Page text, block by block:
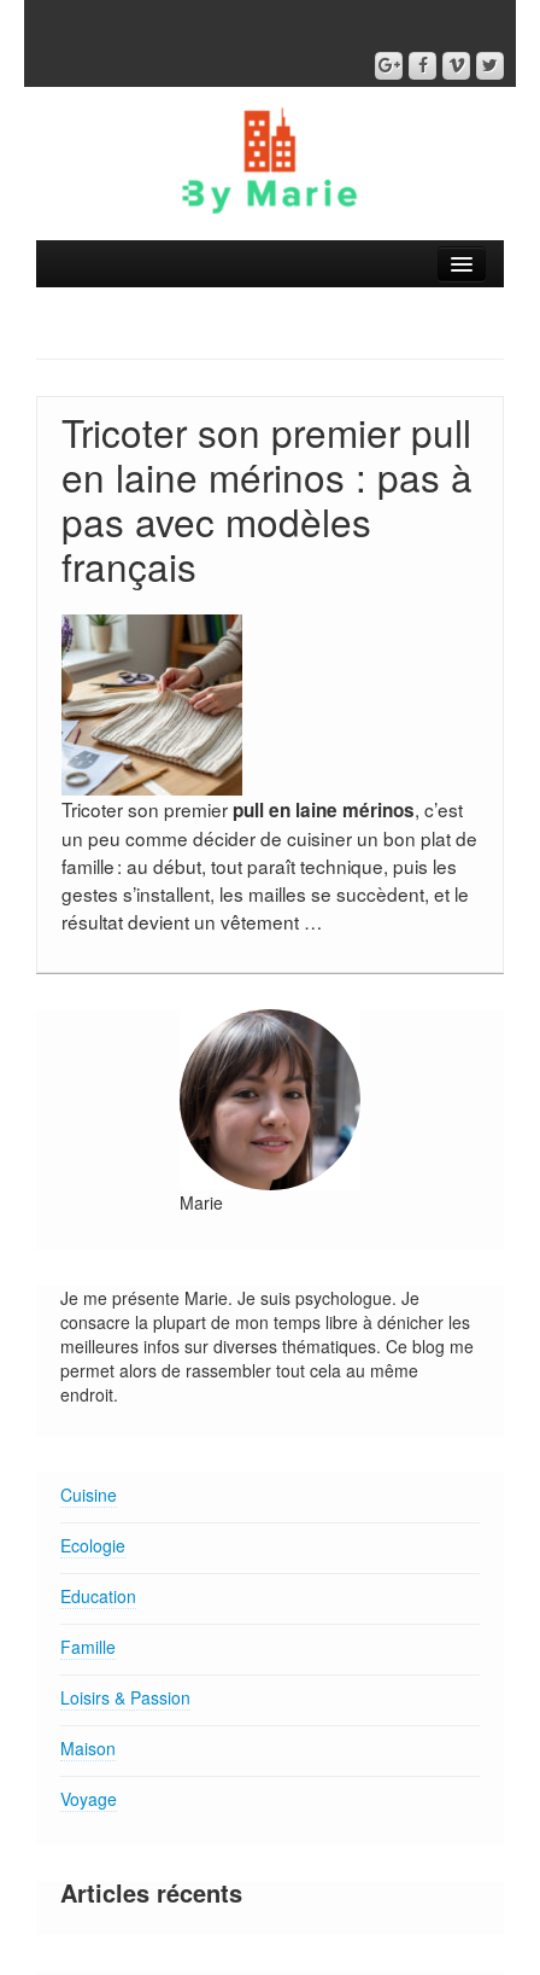
Tricoter son premier pull
en laine mérinos : pas à
pas avec modèles
français
Tricoter son premier pull en laine mérinos, c’est
un peu comme décider de cuisiner un bon plat de
famille : au début, tout paraît technique, puis les
gestes s’installent, les mailles se succèdent, et le
résultat devient un vêtement …
Marie
Je me présente Marie. Je suis psychologue. Je
consacre la plupart de mon temps libre à dénicher les
meilleures infos sur diverses thématiques. Ce blog me
permet alors de rassembler tout cela au même
endroit.
Cuisine
Ecologie
Education
Famille
Loisirs & Passion
Maison
Voyage
Articles récents